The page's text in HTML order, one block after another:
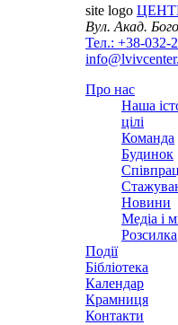
site logo
Вул. Акад.
Тел.: +38-032-
Про нас
Наша
цілі
Команда
Будинок
Новини
Медіа і
Розсилка
Події
Бібліотека
Календар
Крамниця
Контакти